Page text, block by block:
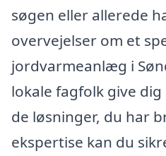
søgen eller allerede
overvejelser om et
jordvarmeanlæg i
lokale fagfolk give
de løsninger, du har
ekspertise kan du